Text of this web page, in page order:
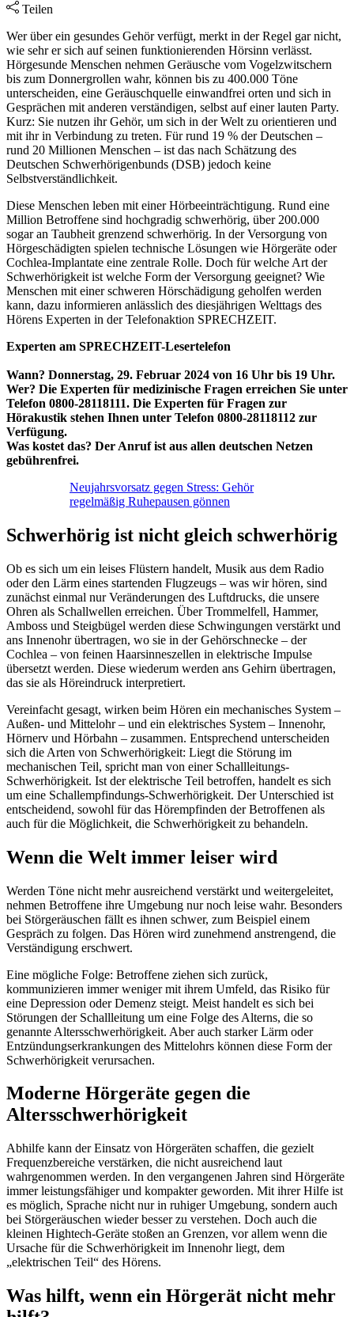
Teilen
Wer über ein gesundes Gehör verfügt, merkt in der Regel gar nicht,
wie sehr er sich auf seinen funktionierenden Hörsinn verlässt.
Hörgesunde Menschen nehmen Geräusche vom Vogelzwitschern
bis zum Donnergrollen wahr, können bis zu 400.000 Töne
unterscheiden, eine Geräuschquelle einwandfrei orten und sich in
Gesprächen mit anderen verständigen, selbst auf einer lauten Party.
Kurz: Sie nutzen ihr Gehör, um sich in der Welt zu orientieren und
mit ihr in Verbindung zu treten. Für rund 19 % der Deutschen –
rund 20 Millionen Menschen – ist das nach Schätzung des
Deutschen Schwerhörigenbunds (DSB) jedoch keine
Selbstverständlichkeit.
Diese Menschen leben mit einer Hörbeeinträchtigung. Rund eine
Million Betroffene sind hochgradig schwerhörig, über 200.000
sogar an Taubheit grenzend schwerhörig. In der Versorgung von
Hörgeschädigten spielen technische Lösungen wie Hörgeräte oder
Cochlea-Implantate eine zentrale Rolle. Doch für welche Art der
Schwerhörigkeit ist welche Form der Versorgung geeignet? Wie
Menschen mit einer schweren Hörschädigung geholfen werden
kann, dazu informieren anlässlich des diesjährigen Welttags des
Hörens Experten in der Telefonaktion SPRECHZEIT.
Experten am SPRECHZEIT-Lesertelefon
Wann? Donnerstag, 29. Februar 2024 von 16 Uhr bis 19 Uhr.
Wer? Die Experten für medizinische Fragen erreichen Sie unter
Telefon 0800-28118111. Die Experten für Fragen zur
Hörakustik stehen Ihnen unter Telefon 0800-28118112 zur
Verfügung.
Was kostet das? Der Anruf ist aus allen deutschen Netzen
gebührenfrei.
Neujahrsvorsatz gegen Stress: Gehör
regelmäßig Ruhepausen gönnen
Schwerhörig ist nicht gleich schwerhörig
Ob es sich um ein leises Flüstern handelt, Musik aus dem Radio
oder den Lärm eines startenden Flugzeugs – was wir hören, sind
zunächst einmal nur Veränderungen des Luftdrucks, die unsere
Ohren als Schallwellen erreichen. Über Trommelfell, Hammer,
Amboss und Steigbügel werden diese Schwingungen verstärkt und
ans Innenohr übertragen, wo sie in der Gehörschnecke – der
Cochlea – von feinen Haarsinneszellen in elektrische Impulse
übersetzt werden. Diese wiederum werden ans Gehirn übertragen,
das sie als Höreindruck interpretiert.
Vereinfacht gesagt, wirken beim Hören ein mechanisches System –
Außen- und Mittelohr – und ein elektrisches System – Innenohr,
Hörnerv und Hörbahn – zusammen. Entsprechend unterscheiden
sich die Arten von Schwerhörigkeit: Liegt die Störung im
mechanischen Teil, spricht man von einer Schallleitungs-
Schwerhörigkeit. Ist der elektrische Teil betroffen, handelt es sich
um eine Schallempfindungs-Schwerhörigkeit. Der Unterschied ist
entscheidend, sowohl für das Hörempfinden der Betroffenen als
auch für die Möglichkeit, die Schwerhörigkeit zu behandeln.
Wenn die Welt immer leiser wird
Werden Töne nicht mehr ausreichend verstärkt und weitergeleitet,
nehmen Betroffene ihre Umgebung nur noch leise wahr. Besonders
bei Störgeräuschen fällt es ihnen schwer, zum Beispiel einem
Gespräch zu folgen. Das Hören wird zunehmend anstrengend, die
Verständigung erschwert.
Eine mögliche Folge: Betroffene ziehen sich zurück,
kommunizieren immer weniger mit ihrem Umfeld, das Risiko für
eine Depression oder Demenz steigt. Meist handelt es sich bei
Störungen der Schallleitung um eine Folge des Alterns, die so
genannte Altersschwerhörigkeit. Aber auch starker Lärm oder
Entzündungserkrankungen des Mittelohrs können diese Form der
Schwerhörigkeit verursachen.
Moderne Hörgeräte gegen die
Altersschwerhörigkeit
Abhilfe kann der Einsatz von Hörgeräten schaffen, die gezielt
Frequenzbereiche verstärken, die nicht ausreichend laut
wahrgenommen werden. In den vergangenen Jahren sind Hörgeräte
immer leistungsfähiger und kompakter geworden. Mit ihrer Hilfe ist
es möglich, Sprache nicht nur in ruhiger Umgebung, sondern auch
bei Störgeräuschen wieder besser zu verstehen. Doch auch die
kleinen Hightech-Geräte stoßen an Grenzen, vor allem wenn die
Ursache für die Schwerhörigkeit im Innenohr liegt, dem
„elektrischen Teil“ des Hörens.
Was hilft, wenn ein Hörgerät nicht mehr